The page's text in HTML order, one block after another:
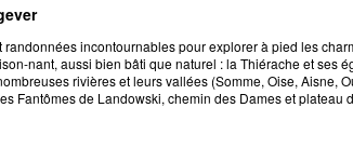
randonnées incontournables pour explorer à pied les
nant, aussi bien bâti que naturel : la Thiérache et ses
rivières et leurs vallées (Somme, Oise, Aisne,
Fantômes de Landowski, chemin des Dames et